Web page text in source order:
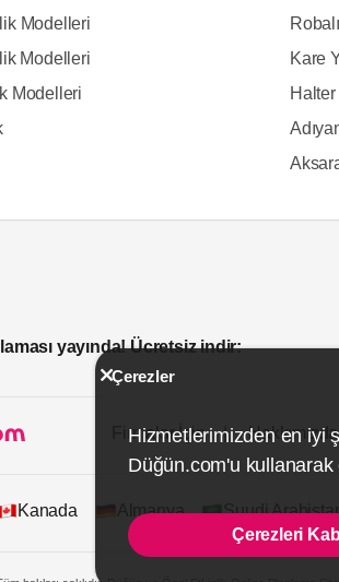
Modelleri
Modelleri
Kare
Modelleri
yayında! Ücretsiz indir:
Firmalar İçin Hakkımızda
Kanada Almanya Suudi
Çerezler
Hizmetlerimizden en iyi
Düğün.com'u
Çerezleri